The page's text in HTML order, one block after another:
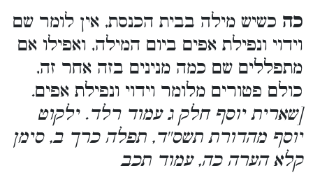
כה כשיש מילה בבית הכנסת, אין לומר שם
וידוי ונפילת אפים ביום המילה, ואפילו אם
מתפללים שם כמה מנינים בזה אחר זה,
כולם פטורים מלומר וידוי ונפילת אפים.
[שארית יוסף חלק ג עמוד רלד. ילקוט
יוסף מהדורת תשס''ד, תפלה כרך ב, סימן
קלא הערה כה, עמוד תכב